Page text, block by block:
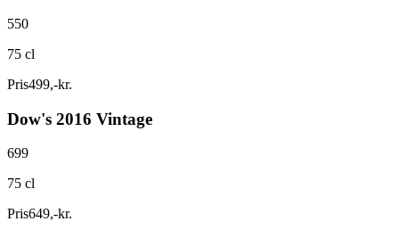
550
75 cl
Pris499,-kr.
Dow's 2016 Vintage
699
75 cl
Pris649,-kr.